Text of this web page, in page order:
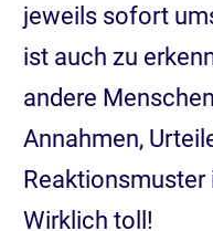
jeweils sofort
ist auch zu
andere
Annahmen,
Reaktionsmuster
Wirklich toll!